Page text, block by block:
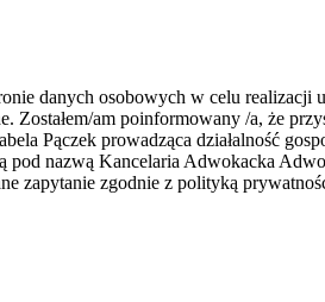
danych osobowych w celu realizacji
am poinformowany /a, że
Pączek prowadząca działalność
nazwą Kancelaria Adwokacka
zapytanie zgodnie z polityką